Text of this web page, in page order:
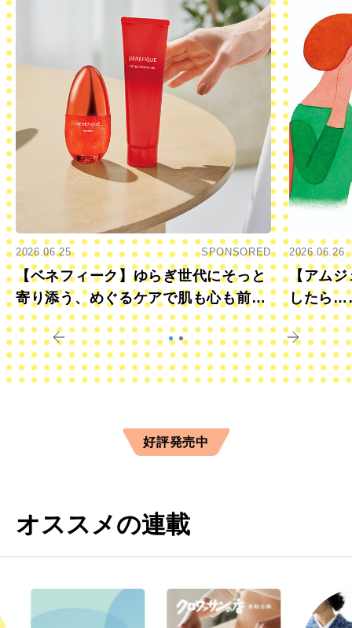
2026.06.25 SPONSORED
【ベネフィーク】ゆらぎ世代にそっと
寄り添う、めぐるケアで肌も心も前向
きに
2026.06.26
【アムジ
したら
すか？
好評発売中
オススメの連載